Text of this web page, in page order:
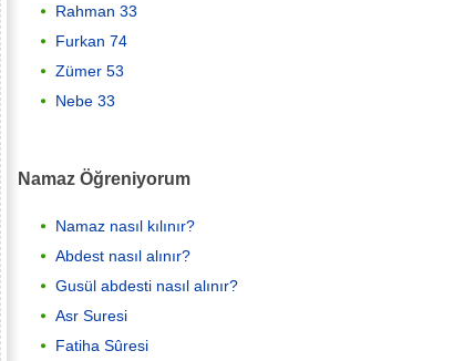
Rahman 33
Furkan 74
Zümer 53
Nebe 33
Namaz Öğreniyorum
Namaz nasıl kılınır?
Abdest nasıl alınır?
Gusül abdesti nasıl alınır?
Asr Suresi
Fatiha Sûresi